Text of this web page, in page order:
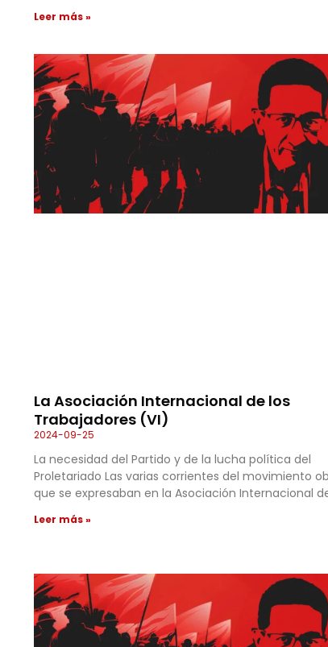
Leer más »
La Asociación Internacional de los
Trabajadores (VI)
2024-09-25
La necesidad del Partido y de la lucha política del
Proletariado Las varias corrientes del movimiento
que se expresaban en la Asociación Internacional
Leer más »